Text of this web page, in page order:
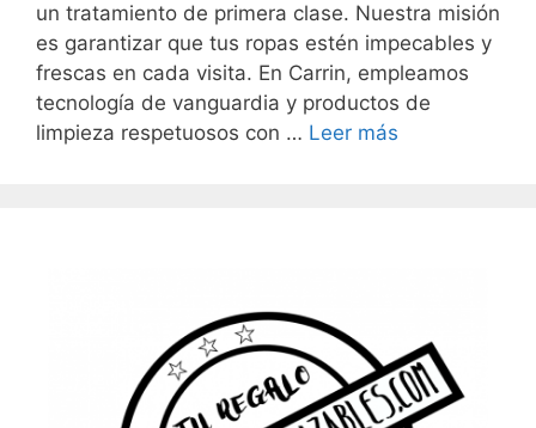
un tratamiento de primera clase. Nuestra misión
es garantizar que tus ropas estén impecables y
frescas en cada visita. En Carrin, empleamos
tecnología de vanguardia y productos de
limpieza respetuosos con … Leer más